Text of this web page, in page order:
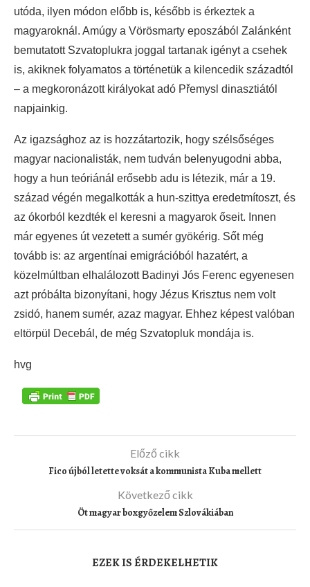
utóda, ilyen módon előbb is, később is érkeztek a
magyaroknál. Amúgy a Vörösmarty eposzából Zalánként
bemutatott Szvatoplukra joggal tartanak igényt a csehek
is, akiknek folyamatos a történetük a kilencedik századtól
– a megkoronázott királyokat adó Přemysl dinasztiától
napjainkig.
Az igazsághoz az is hozzátartozik, hogy szélsőséges
magyar nacionalisták, nem tudván belenyugodni abba,
hogy a hun teóriánál erősebb adu is létezik, már a 19.
század végén megalkották a hun-szittya eredetmítoszt, és
az ókorból kezdték el keresni a magyarok őseit. Innen
már egyenes út vezetett a sumér gyökérig. Sőt még
tovább is: az argentínai emigrációból hazatért, a
közelmúltban elhalálozott Badinyi Jós Ferenc egyenesen
azt próbálta bizonyítani, hogy Jézus Krisztus nem volt
zsidó, hanem sumér, azaz magyar. Ehhez képest valóban
eltörpül Decebál, de még Szvatopluk mondája is.
hvg
Előző cikk
Fico újból letette voksát a kommunista Kuba mellett
Következő cikk
Öt magyar boxgyőzelem Szlovákiában
EZEK IS ÉRDEKELHETIK